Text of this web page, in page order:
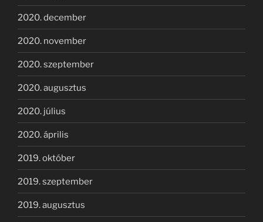
2020. december
2020. november
2020. szeptember
2020. augusztus
2020. július
2020. április
2019. október
2019. szeptember
2019. augusztus